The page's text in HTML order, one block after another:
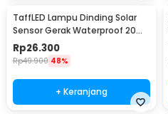
TaffLED Lampu Dinding Solar
Sensor Gerak Waterproof 20
LED Cool White - L20
Rp26.300
Rp49.900 48%
+ Keranjang